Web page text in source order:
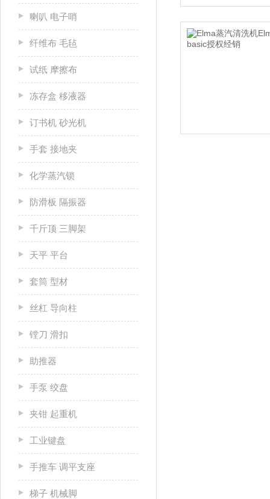
喇叭 电子哨
纤维布 毛毡
试纸 摩擦布
冻存盒 移液器
订书机 砂光机
手套 接地夹
化学蒸汽锁
防滑板 隔振器
千斤顶 三脚架
天平 平台
套筒 型材
丝杠 导向柱
镗刀 滑扣
助推器
手泵 绞盘
夹钳 起重机
工业键盘
手推车 调平支座
梯子 机械脚